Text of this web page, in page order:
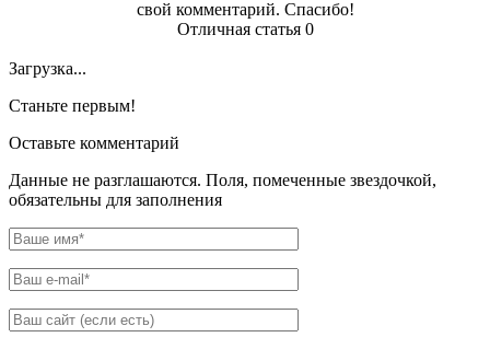
свой комментарий. Спасибо!
Отличная статья 0
Загрузка...
Станьте первым!
Оставьте комментарий
Данные не разглашаются. Поля, помеченные звездочкой,
обязательны для заполнения